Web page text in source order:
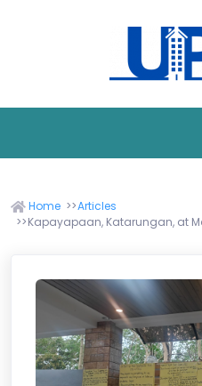
Home
Articles
Kapayapaan, Katarungan, at